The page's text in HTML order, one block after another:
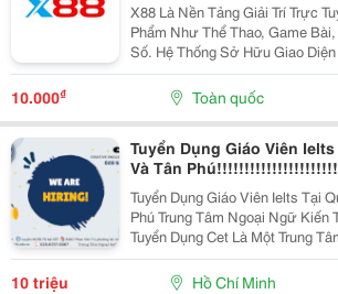
X88 Là Nền Tảng Giải Trí Trực
Phẩm Như Thể Thao, Game
Số. Hệ Thống Sở Hữu Giao
Lý Ổn Định, Bảo Mật Nhiều Lớp
Khách Hàng 24/7, Mang Đến
10.000₫ Toàn quốc
Tuyển Dụng Giáo Viên
Và Tân
Tuyển Dụng Giáo Viên Ielts Tại
Phú Trung Tâm Ngoại Ngữ Kiến Tạo C.e.t Thông Báo
Tuyển Dụng Cet Là Một Trung Tâm Ngoại Ngữ Đã Được
Thành Lập 16 Năm Chuyên Về
10 triệu Hồ Chí Minh